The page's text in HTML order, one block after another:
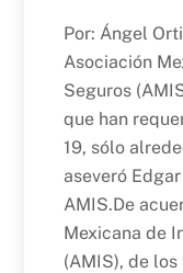
Por: Ángel
Asociación
Seguros
que han
19, sólo
aseveró
AMIS.De
Mexicana de
(AMIS), de los